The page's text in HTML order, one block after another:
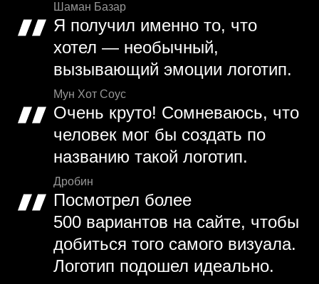
Шаман Базар
Я получил именно то, что
хотел — необычный,
вызывающий эмоции логотип.
Мун Хот Соус
Очень круто! Сомневаюсь, что
человек мог бы создать по
названию такой логотип.
Дробин
Посмотрел более
500 вариантов на сайте, чтобы
добиться того самого визуала.
Логотип подошел идеально.